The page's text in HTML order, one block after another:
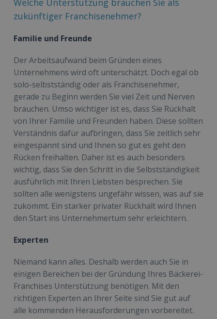
Welche Unterstützung brauchen Sie als
zukünftiger Franchisenehmer?
Familie und Freunde
Der Arbeitsaufwand beim Gründen eines
Unternehmens wird oft unterschätzt. Doch egal ob
solo-selbstständig oder als Franchisenehmer,
gerade zu Beginn werden Sie viel Zeit und Nerven
brauchen. Umso wichtiger ist es, dass Sie Rückhalt
von Ihrer Familie und Freunden haben. Diese sollten
Verständnis dafür aufbringen, dass Sie zeitlich sehr
eingespannt sind und Ihnen so gut es geht den
Rücken freihalten. Daher ist es auch besonders
wichtig, dass Sie den Schritt in die Selbstständigkeit
ausführlich mit Ihren Liebsten besprechen. Sie
sollten alle wenigstens ungefähr wissen, was auf sie
zukommt. Ein starker privater Rückhalt wird Ihnen
den Start ins Unternehmertum sehr erleichtern.
Experten
Niemand kann alles. Deshalb werden auch Sie in
einigen Bereichen bei der Gründung Ihres Bäckerei-
Franchises Unterstützung benötigen. Mit den
richtigen Experten an Ihrer Seite sind Sie gut auf
alle kommenden Herausforderungen vorbereitet.